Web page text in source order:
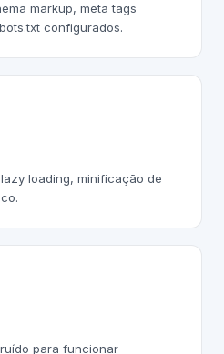
markup, meta tags
configurados.
loading, minificação de
para funcionar